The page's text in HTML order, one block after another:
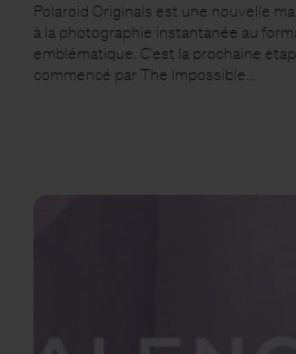
Polaroid Originals est une nouvelle
à la photographie instantanée au
emblématique. C'est la prochaine
commencé par The Impossible…